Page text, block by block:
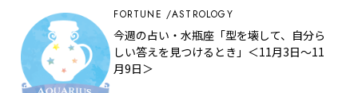
FORTUNE ASTROLOGY
今週の占い・水瓶座「型を壊して、自分ら
しい答えを見つけるとき」＜11月3日～11
月9日＞